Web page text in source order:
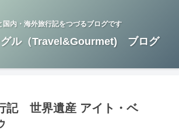
国内・海外旅行記をつづるブログです
グル（Travel&Gourmet) ブログ
記 世界遺産 アイト・ベ